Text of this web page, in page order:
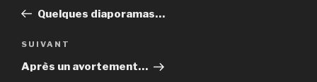
l’article
précédent
Quelques diaporamas…
Article
suivant
SUIVANT
Après un avortement…